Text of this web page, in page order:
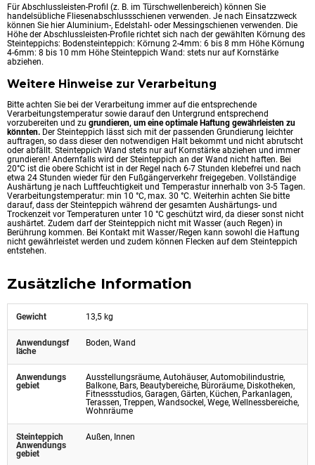
Für Abschlussleisten-Profil (z. B. im Türschwellenbereich) können Sie
handelsübliche Fliesenabschlussschienen verwenden. Je nach Einsatzzweck
können Sie hier Aluminium-, Edelstahl- oder Messingschienen verwenden. Die
Höhe der Abschlussleisten-Profile richtet sich nach der gewählten Körnung des
Steinteppichs: Bodensteinteppich: Körnung 2-4mm: 6 bis 8 mm Höhe Körnung
4-6mm: 8 bis 10 mm Höhe Steinteppich Wand: stets nur auf Kornstärke
abziehen.
Weitere Hinweise zur Verarbeitung
Bitte achten Sie bei der Verarbeitung immer auf die entsprechende
Verarbeitungstemperatur sowie darauf den Untergrund entsprechend
vorzubereiten und zu grundieren, um eine optimale Haftung gewährleisten zu
könnten. Der Steinteppich lässt sich mit der passenden Grundierung leichter
auftragen, so dass dieser den notwendigen Halt bekommt und nicht abrutscht
oder abfällt. Steinteppich Wand stets nur auf Kornstärke abziehen und immer
grundieren! Andernfalls wird der Steinteppich an der Wand nicht haften. Bei
20°C ist die obere Schicht ist in der Regel nach 6-7 Stunden klebefrei und nach
etwa 24 Stunden wieder für den Fußgängerverkehr freigegeben. Vollständige
Aushärtung je nach Luftfeuchtigkeit und Temperastur innerhalb von 3-5 Tagen.
Verarbeitungstemperatur: min 10 °C, max. 30 °C. Weiterhin achten Sie bitte
darauf, dass der Steinteppich während der gesamten Aushärtungs- und
Trockenzeit vor Temperaturen unter 10 °C geschützt wird, da dieser sonst nicht
aushärtet. Zudem darf der Steinteppich nicht mit Wasser (auch Regen) in
Berührung kommen. Bei Kontakt mit Wasser/Regen kann sowohl die Haftung
nicht gewährleistet werden und zudem können Flecken auf dem Steinteppich
entstehen.
Zusätzliche Information
Gewicht 13,5 kg
Anwendungsf
läche
Boden, Wand
Anwendungs
gebiet
Ausstellungsräume, Autohäuser, Automobilindustrie,
Balkone, Bars, Beautybereiche, Büroräume, Diskotheken,
Fitnessstudios, Garagen, Gärten, Küchen, Parkanlagen,
Terassen, Treppen, Wandsockel, Wege, Wellnessbereiche,
Wohnräume
Steinteppich
Anwendungs
gebiet
Außen, Innen